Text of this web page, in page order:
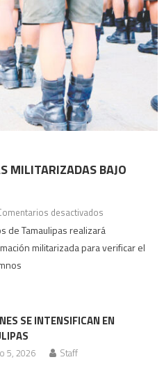
MILITARIZADAS BAJO
desactivadosen
Escuelas
con
Codhet
de Tamaulipas realizará
militarizada para verificar el
SE INTENSIFICAN EN
5, 2026 Staff